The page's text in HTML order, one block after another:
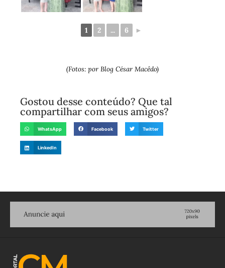
1 2 ... 6 ►
(Fotos: por Blog César Macêdo)
Gostou desse conteúdo? Que tal
compartilhar com seus amigos?
WhatsApp Facebook Twitter
LinkedIn